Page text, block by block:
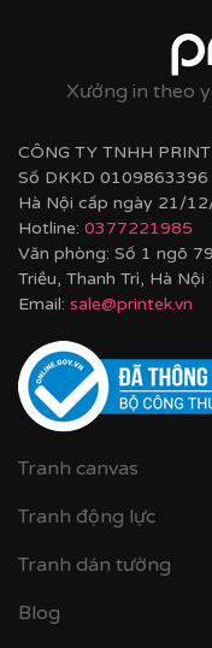
Xưởng in theo
CÔNG TY TNHH
Số DKKD 0109863396
Hà Nội cấp ngày 21/
Hotline: 0377221985
Văn phòng: Số 1 ngõ
Triều, Thanh Trì, Hà Nội
Email: sale@printek.vn
Tranh canvas
Tranh động lực
Tranh dán tường
Blog